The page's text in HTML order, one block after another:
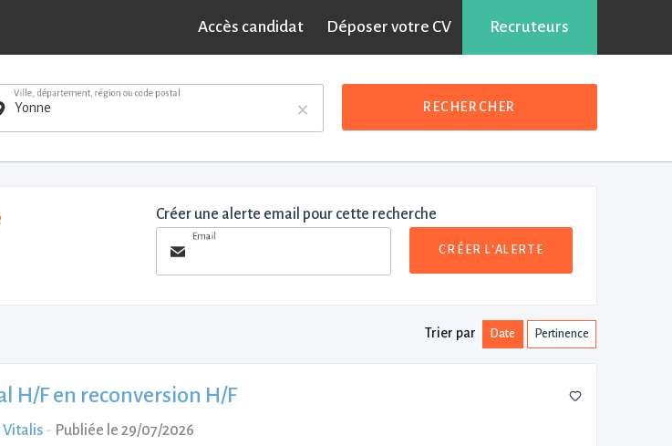
Accès candidat Déposer votre CV Recruteurs
×
Ville, département, région ou code postal
RECHERCHER
Créer une alerte email pour cette recherche
Email
CRÉER L'ALERTE
Trier par Date Pertinence
H/F en reconversion H/F
- Publiée le 29/07/2026